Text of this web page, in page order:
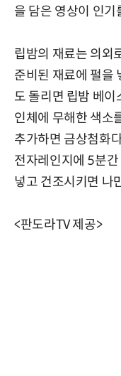
을 담은 영상이 인기
립밤의 재료는 의외
준비된 재료에 펄을
도 돌리면 립밤 베이
인체에 무해한 색소
추가하면 금상첨화
전자레인지에 5분간
넣고 건조시키면 나
<판도라TV 제공>